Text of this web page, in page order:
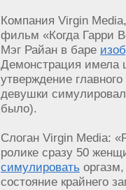
Компания Virgin
фильм «Когда Гарри
Мэг Райан в баре
Демонстрация имела
утверждение
девушки
было).
Слоган Virgin Media:
ролике сразу 50
симулировать
состояние крайнего